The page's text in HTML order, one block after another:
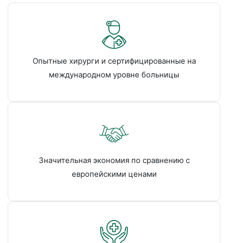
Опытные хирурги и сертифицированные на
международном уровне больницы
Значительная экономия по сравнению с
европейскими ценами